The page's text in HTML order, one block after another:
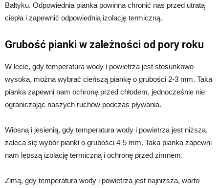
Bałtyku. Odpowiednia pianka powinna chronić nas przed utratą
ciepła i zapewnić odpowiednią izolację termiczną.
Grubość pianki w zależności od pory roku
W lecie, gdy temperatura wody i powietrza jest stosunkowo
wysoka, można wybrać cieńszą piankę o grubości 2-3 mm. Taka
pianka zapewni nam ochronę przed chłodem, jednocześnie nie
ograniczając naszych ruchów podczas pływania.
Wiosną i jesienią, gdy temperatura wody i powietrza jest niższa,
zaleca się wybór pianki o grubości 4-5 mm. Taka pianka zapewni
nam lepszą izolację termiczną i ochronę przed zimnem.
Zimą, gdy temperatura wody i powietrza jest najniższa, warto